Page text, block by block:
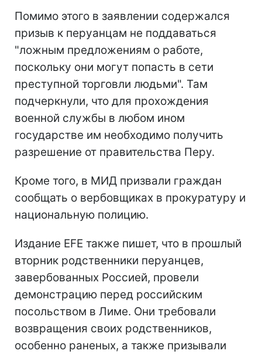
Помимо этого в заявлении содержался
призыв к перуанцам не поддаваться
"ложным предложениям о работе,
поскольку они могут попасть в сети
преступной торговли людьми". Там
подчеркнули, что для прохождения
военной службы в любом ином
государстве им необходимо получить
разрешение от правительства Перу.
Кроме того, в МИД призвали граждан
сообщать о вербовщиках в прокуратуру и
национальную полицию.
Издание EFE также пишет, что в прошлый
вторник родственники перуанцев,
завербованных Россией, провели
демонстрацию перед российским
посольством в Лиме. Они требовали
возвращения своих родственников,
особенно раненых, а также призывали